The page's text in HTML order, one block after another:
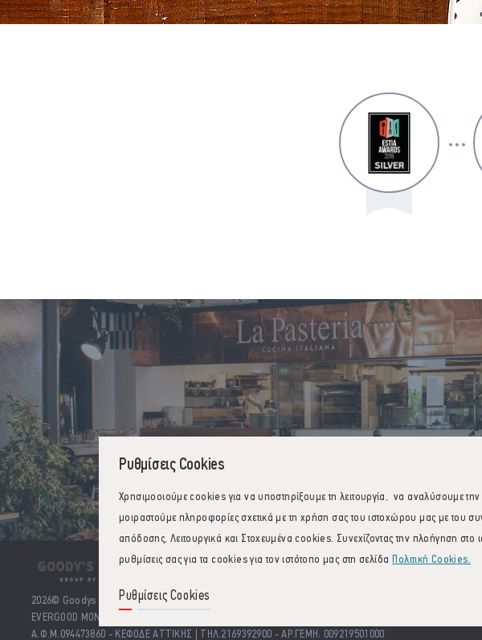
2026© Goodys - Everest Group of Companies. All rights reserved.
ΕVERGOOD ΜΟΝΟΠΡΟΣΩΠΗ ΑΝΩΝΥΜΗ ΕΤΑΙΡΕΙΑ
Α.Φ.Μ.094473860 - ΚΕΦΟΔΕ ΑΤΤΙΚΗΣ | ΤΗΛ.2169392900 - ΑΡ.ΓΕΜΗ: 009219501000
Ρυθμίσεις Cookies
Χρησιμοοιούμε cookies για να υποστηρίξουμε τη λειτουργία, να αναλύσουμε
μοιραστούμε πληροφορίες σχετικά με τη χρήση σας του ιστοχώρου μας με του
απόδοσης, Λειτουργικά και Στοχευμένα cookies. Συνεχίζοντας την πλοήγηση στο
ρυθμίσεις σας για τα cookies για τον ιστότοπο μας στη σελίδα Πολιτική Cookies.
Ρυθμίσεις Cookies